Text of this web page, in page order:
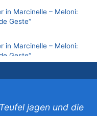
in Marcinelle – Meloni:
Geste“
in Marcinelle – Meloni:
Geste“
zu
Größer als die Christus-
Autofahrern das
jagen und die